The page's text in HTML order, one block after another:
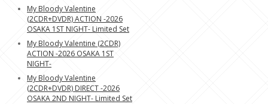
My Bloody Valentine
(2CDR+DVDR) ACTION -2026
OSAKA 1ST NIGHT- Limited Set
My Bloody Valentine (2CDR)
ACTION -2026 OSAKA 1ST
NIGHT-
My Bloody Valentine
(2CDR+DVDR) DIRECT -2026
OSAKA 2ND NIGHT- Limited Set